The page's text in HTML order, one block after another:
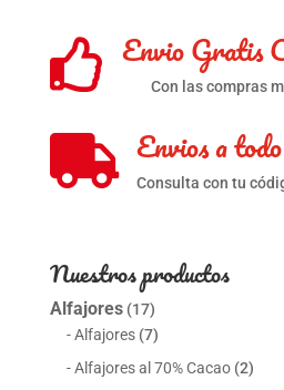
 Envio Gratis
Con las compras
 Envios a
Consulta con tu
Nuestros productos
Alfajores (17)
Alfajores (7)
Alfajores al 70% Cacao (2)